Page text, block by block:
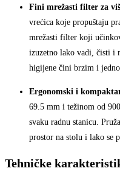
Fini mrežasti filter za
vrećica koje propuštaju
mrežasti filter koji
izuzetno lako vadi, čisti i
higijene čini brzim i
Ergonomski i
69.5 mm i težinom od
svaku radnu stanicu.
prostor na stolu i lako se
Tehničke